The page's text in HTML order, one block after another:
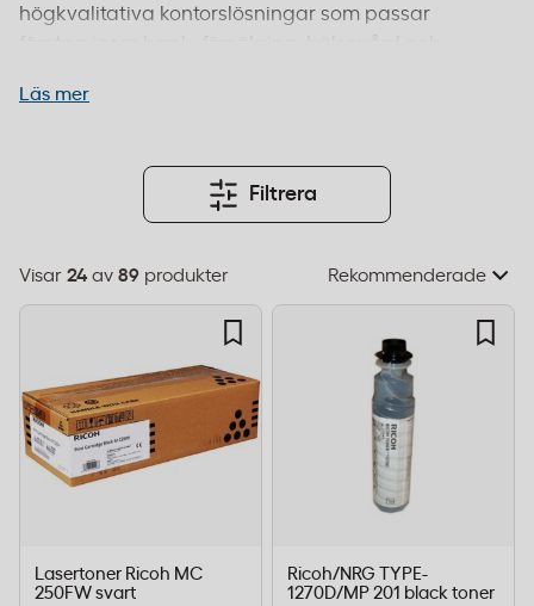
högkvalitativa kontorslösningar som passar
säkerställer du optimal utskriftskvalitet, lång
produkter uppfyller relevanta EU-standarder och
Ricohs egna kvalitetskrav för säker och
miljövänlig användning. Beställ före 14:00 för
Läs mer
Filtrera
Visar 24 av 89 produkter
Välj
sorteringsordning
Lasertoner Ricoh MC
250FW svart
Ricoh/NRG TYPE-
1270D/MP 201 black toner